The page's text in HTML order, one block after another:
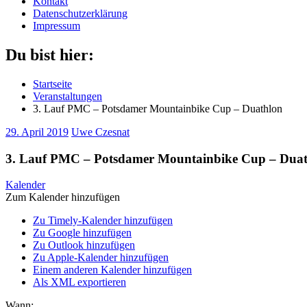
Datenschutzerklärung
Impressum
Du bist hier:
Startseite
Veranstaltungen
3. Lauf PMC – Potsdamer Mountainbike Cup – Duathlon
29. April 2019 Uwe Czesnat
3. Lauf PMC – Potsdamer Mountainbike Cup –
Kalender
Zum Kalender hinzufügen
Zu Timely-Kalender hinzufügen
Zu Google hinzufügen
Zu Outlook hinzufügen
Zu Apple-Kalender hinzufügen
Einem anderen Kalender hinzufügen
Als XML exportieren